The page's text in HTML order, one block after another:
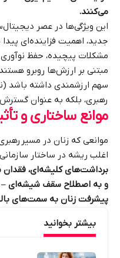
می‌کنند.
این ویژگی‌ها در عصر
جدید، اهمیت فزاینده‌ای
مشکلات پیچیده، حفظ
مبتنی بر ارزش‌ها روبرو
سهم ارزشمندی داشته باشد
رهبری، بلکه به عنوان
موانع ساختاری و
موانعی که زنان در مسیر
اغلب ریشه در ساختار
برداشت‌های کلیشه‌ای، فقدان
و به اصطلاح سقف شیشه‌ای –
پیشرفت زنان به سمت‌های
بیشتر بخوانید